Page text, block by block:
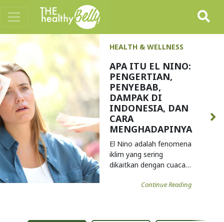
HEALTH & WELLNESS
APA ITU EL NINO:
PENGERTIAN,
PENYEBAB,
DAMPAK DI
INDONESIA, DAN
CARA
MENGHADAPINYA
El Nino adalah fenomena
iklim yang sering
dikaitkan dengan cuaca
Continue Reading